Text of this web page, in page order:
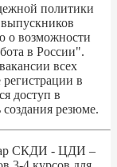
политики
выпускников
о возможности
в России".
всех
в
доступ в
резюме.
СКДИ - ЦДИ –